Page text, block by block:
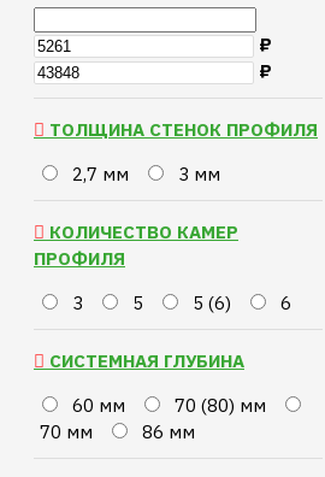
₽
₽
ТОЛЩИНА СТЕНОК ПРОФИЛЯ
2,7 мм
3 мм
КОЛИЧЕСТВО КАМЕР
ПРОФИЛЯ
3
5 5 (6) 6
СИСТЕМНАЯ ГЛУБИНА
60 мм
70 (80) мм
70 мм
86 мм